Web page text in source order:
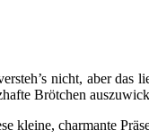
nicht, aber das
Brötchen
kleine, charmante